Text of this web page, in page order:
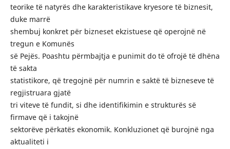
teorike të natyrës dhe karakteristikave kryesore të biznesit,
duke marrë
shembuj konkret për bizneset ekzistuese që operojnë në
tregun e Komunës
së Pejës. Poashtu përmbajtja e punimit do të ofrojë të dhëna
të sakta
statistikore, që tregojnë për numrin e saktë të bizneseve të
regjistruara gjatë
tri viteve të fundit, si dhe identifikimin e strukturës së
firmave që i takojnë
sektorëve përkatës ekonomik. Konkluzionet që burojnë nga
aktualiteti i